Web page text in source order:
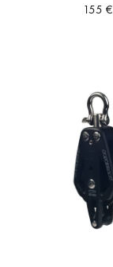
155€